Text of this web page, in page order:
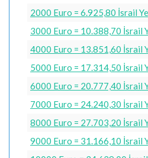
2000 Euro = 6.925,80 İsrail
3000 Euro = 10.388,70 İsrail
4000 Euro = 13.851,60 İsrail
5000 Euro = 17.314,50 İsrail
6000 Euro = 20.777,40 İsrail
7000 Euro = 24.240,30 İsrail
8000 Euro = 27.703,20 İsrail
9000 Euro = 31.166,10 İsrail